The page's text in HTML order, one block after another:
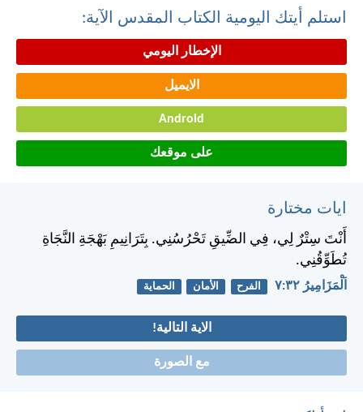
استلم أيتك اليومية الكتاب المقدس الآية:
الإخطار اليومي
الايميل
Android
على موقعك
ايات مختارة
أَنْتَ سِتْرٌ لِي، فِي الضِّيقِ تَحْرُسُنِي. بِتَرَانِيمِ بَهْجَةِ النَّجَاةِ
تُطَوِّقُنِي.
اَلْمَزَامِيرُ ٣٢:‏٧ الفرح الأمان الحماية
الاية التالية!
مع الصورة